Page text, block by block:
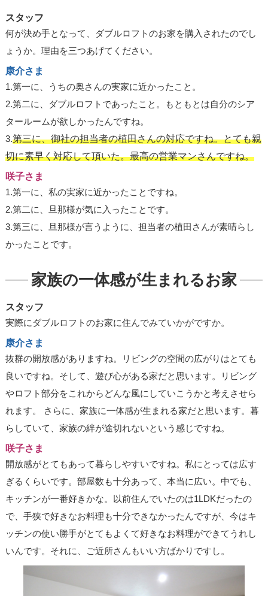
スタッフ
何が決め手となって、ダブルロフトのお家を購入されたのでし
ょうか。理由を三つあげてください。
康介さま
1.第一に、うちの奥さんの実家に近かったこと。
2.第二に、ダブルロフトであったこと。もともとは自分のシア
タールームが欲しかったんですね。
3.第三に、御社の担当者の植田さんの対応ですね。とても親
切に素早く対応して頂いた。最高の営業マンさんですね。
咲子さま
1.第一に、私の実家に近かったことですね。
2.第二に、旦那様が気に入ったことです。
3.第三に、旦那様が言うように、担当者の植田さんが素晴らし
かったことです。
家族の一体感が生まれるお家
スタッフ
実際にダブルロフトのお家に住んでみていかがですか。
康介さま
抜群の開放感がありますね。リビングの空間の広がりはとても
良いですね。そして、遊び心がある家だと思います。リビング
やロフト部分をこれからどんな風にしていこうかと考えさせら
れます。 さらに、家族に一体感が生まれる家だと思います。暮
らしていて、家族の絆が途切れないという感じですね。
咲子さま
開放感がとてもあって暮らしやすいですね。私にとっては広す
ぎるくらいです。部屋数も十分あって、本当に広い。中でも、
キッチンが一番好きかな。以前住んでいたのは1LDKだったの
で、手狭で好きなお料理も十分できなかったんですが、今はキ
ッチンの使い勝手がとてもよくて好きなお料理ができてうれし
いんです。それに、ご近所さんもいい方ばかりですし。